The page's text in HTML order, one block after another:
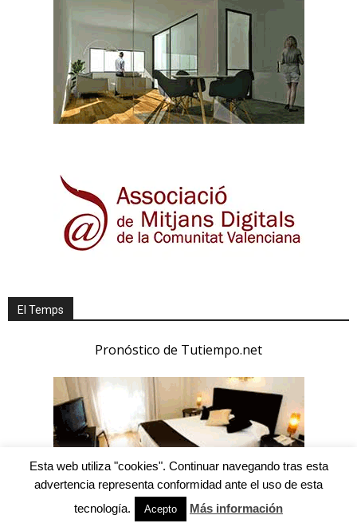
El Temps
Pronóstico de Tutiempo.net
Esta web utiliza "cookies". Continuar navegando tras esta
advertencia representa conformidad ante el uso de esta
tecnología.
Acepto Más información